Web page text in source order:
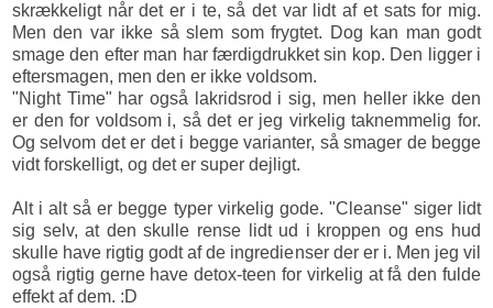
skrækkeligt når det er i te, så det var lidt af et sats for mig.
Men den var ikke så slem som frygtet. Dog kan man godt
smage den efter man har færdigdrukket sin kop. Den ligger i
eftersmagen, men den er ikke voldsom.
"Night Time" har også lakridsrod i sig, men heller ikke den
er den for voldsom i, så det er jeg virkelig taknemmelig for.
Og selvom det er det i begge varianter, så smager de begge
vidt forskelligt, og det er super dejligt.
Alt i alt så er begge typer virkelig gode. "Cleanse" siger lidt
sig selv, at den skulle rense lidt ud i kroppen og ens hud
skulle have rigtig godt af de ingredienser der er i. Men jeg vil
også rigtig gerne have detox-teen for virkelig at få den fulde
effekt af dem. :D